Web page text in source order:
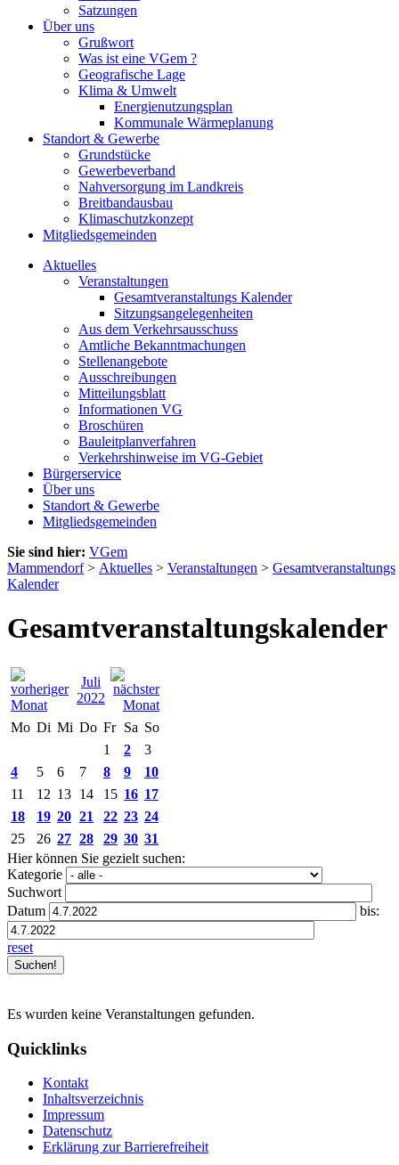
Satzungen
Über uns
Grußwort
Was ist eine VGem ?
Geografische Lage
Klima & Umwelt
Energienutzungsplan
Kommunale Wärmeplanung
Standort & Gewerbe
Grundstücke
Gewerbeverband
Nahversorgung im Landkreis
Breitbandausbau
Klimaschutzkonzept
Mitgliedsgemeinden
Aktuelles
Veranstaltungen
Gesamtveranstaltungs Kalender
Sitzungsangelegenheiten
Aus dem Verkehrsausschuss
Amtliche Bekanntmachungen
Stellenangebote
Ausschreibungen
Mitteilungsblatt
Informationen VG
Broschüren
Bauleitplanverfahren
Verkehrshinweise im VG-Gebiet
Bürgerservice
Über uns
Standort & Gewerbe
Mitgliedsgemeinden
Sie sind hier: VGem
Mammendorf> Aktuelles > Veranstaltungen > Gesamtveranstaltungs
Kalender
Gesamtveranstaltungskalender
Juli
2022
Mo Di Mi Do Fr Sa So
1
2
3
4
5 6 7 8 9
10
11
12 13 14 15 16 17
18
19 20 21 22 23 24
25
26 27 28 29 30 31
Hier können Sie gezielt suchen:
Kategorie
Suchwort
Datum
bis:
reset
Es wurden keine Veranstaltungen gefunden.
Quicklinks
Kontakt
Inhaltsverzeichnis
Impressum
Datenschutz
Erklärung zur Barrierefreiheit